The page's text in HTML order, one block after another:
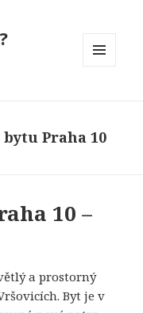
Praha 10
10 –
a prostorný
Byt je v